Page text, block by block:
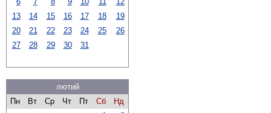
13
14 15 16 17 18
19
20
21 22 23 24 25
26
27
28 29 30 31
лютий
Пн
Вт Ср Чт Пт Сб
Нд